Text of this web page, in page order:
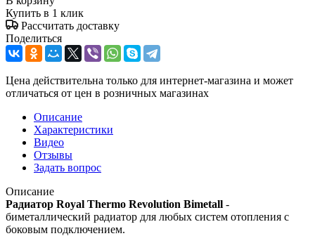
Купить в 1 клик
Рассчитать доставку
Поделиться
Цена действительна только для интернет-магазина и может
отличаться от цен в розничных магазинах
Описание
Характеристики
Видео
Отзывы
Задать вопрос
Описание
Радиатор Royal Thermo Revolution Bimetall -
биметаллический радиатор для любых систем отопления с
боковым подключением.